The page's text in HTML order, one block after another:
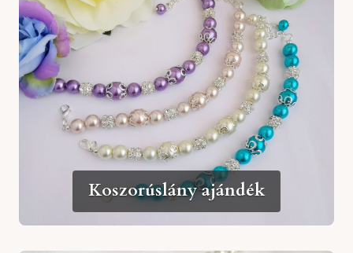
Koszorúslány ajándék